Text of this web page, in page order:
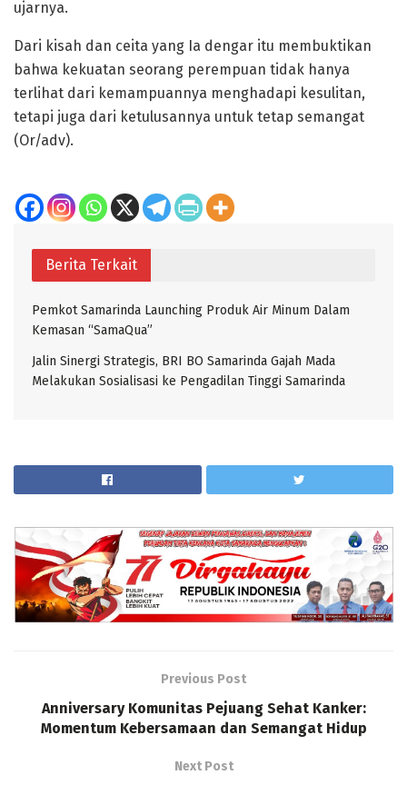
ujarnya.
Dari kisah dan ceita yang Ia dengar itu membuktikan
bahwa kekuatan seorang perempuan tidak hanya
terlihat dari kemampuannya menghadapi kesulitan,
tetapi juga dari ketulusannya untuk tetap semangat
(Or/adv).
Berita Terkait
Pemkot Samarinda Launching Produk Air Minum Dalam
Kemasan “SamaQua”
Jalin Sinergi Strategis, BRI BO Samarinda Gajah Mada
Melakukan Sosialisasi ke Pengadilan Tinggi Samarinda
Previous Post
Anniversary Komunitas Pejuang Sehat Kanker:
Momentum Kebersamaan dan Semangat Hidup
Next Post